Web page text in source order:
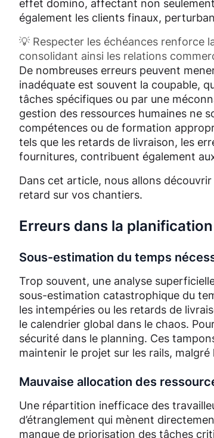
effet domino, affectant non
également les clients finaux,
💡 Respecter les échéances renforce
consolidant ainsi les relations
De nombreuses erreurs peuvent
inadéquate est souvent la coupable,
tâches spécifiques ou par une
gestion des ressources humaines ne
compétences ou de formation
tels que les retards de livraison, les
fournitures, contribuent également
Dans cet article, nous allons
retard sur vos chantiers.
Erreurs dans la
Sous-estimation du temps
Trop souvent, une analyse
sous-estimation catastrophique du
les intempéries ou les retards de
le calendrier global dans le chaos.
sécurité dans le planning. Ces
maintenir le projet sur les rails, malgré
Mauvaise allocation des
Une répartition inefficace des
d’étranglement qui mènent
manque de priorisation des tâches